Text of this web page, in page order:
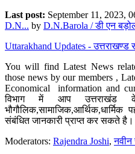
Last post: September 11, 2023,
D.N... by D.N.Barola / डी एन
Uttarakhand Updates - उत्तराखण्ड
You will find Latest News
those news by our members ,
Economical information and
विभाग में आप उत्तराखंड के
संबंधित जानकारी प्राप्त कर सकते
Moderators: Rajendra Joshi,नवीन